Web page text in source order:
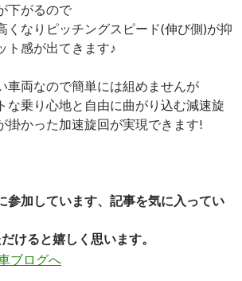
下がるので
くなりピッチングスピード(伸び側)が抑
ト感が出てきます♪
車両なので簡単には組めませんが
な乗り心地と自由に曲がり込む減速旋
掛かった加速旋回が実現できます!
参加しています、記事を気に入ってい
けると嬉しく思います。